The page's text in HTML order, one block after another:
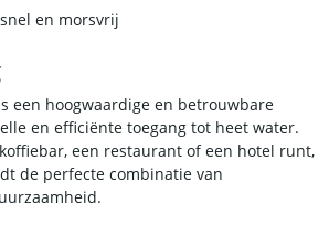
en morsvrij
een hoogwaardige en betrouwbare
en efficiënte toegang tot heet water.
een restaurant of een hotel runt,
de perfecte combinatie van